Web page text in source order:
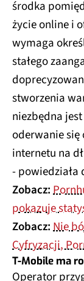
środka
życie online i
wymaga
stałego
stworzenia
niezbędna
oderwanie
internetu na
- powiedziała
Zobacz:
pokazuje
Zobacz:Nie
Cyfryzacji,
T-Mobile ma
Operator